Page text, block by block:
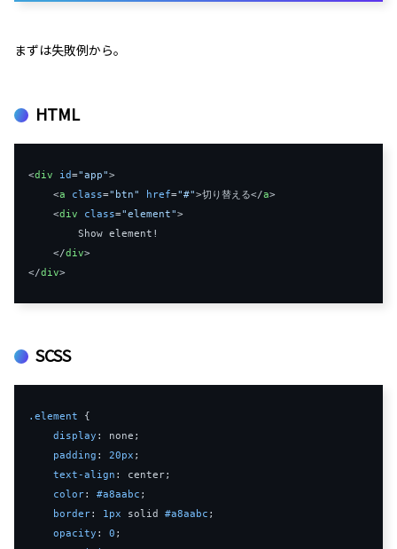
まずは失敗例から。
HTML
<div id="app">
<a class="btn" href="#">切り替える</a>
<div class="element">
        Show element!
</div>
</div>
SCSS
.element {
display : none;
padding : 20px ;
text-align : center;
color: #a8aabc ;
border: 1px solid #a8aabc ;
opacity : 0 ;